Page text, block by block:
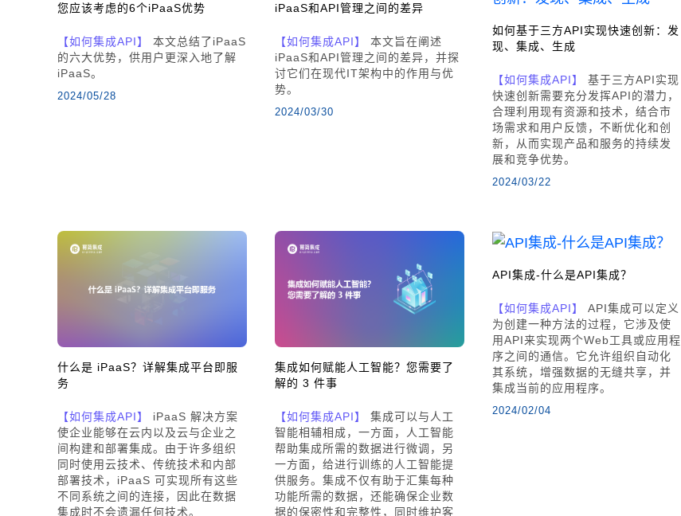
您应该考虑的6个iPaaS优势
【如何集成API】
本文总结了iPaaS
的六大优势，供用户更深入地了解
iPaaS。
2024/05/28
iPaaS和API管理之间的差异
【如何集成API】
本文旨在阐述
iPaaS和API管理之间的差异，并探
讨它们在现代IT架构中的作用与优
势。
2024/03/30
如何基于三方API实现快速创新：发
现、集成、生成
【如何集成API】
基于三方API实现
快速创新需要充分发挥API的潜力，
合理利用现有资源和技术，结合市
场需求和用户反馈，不断优化和创
新，从而实现产品和服务的持续发
展和竞争优势。
2024/03/22
什么是 iPaaS？详解集成平台即服
务
【如何集成API】
iPaaS 解决方案
使企业能够在云内以及云与企业之
间构建和部署集成。由于许多组织
同时使用云技术、传统技术和内部
部署技术，iPaaS 可实现所有这些
不同系统之间的连接，因此在数据
集成时不会遗漏任何技术。
集成如何赋能人工智能？您需要了
解的 3 件事
【如何集成API】
集成可以与人工
智能相辅相成，一方面，人工智能
帮助集成所需的数据进行微调，另
一方面，给进行训练的人工智能提
供服务。集成不仅有助于汇集每种
功能所需的数据，还能确保企业数
据的保密性和完整性，同时维护客
API集成-什么是API集成？
【如何集成API】
API集成可以定义
为创建一种方法的过程，它涉及使
用API来实现两个Web工具或应用程
序之间的通信。它允许组织自动化
其系统，增强数据的无缝共享，并
集成当前的应用程序。
2024/02/04